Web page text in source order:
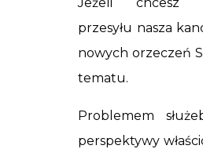
przesyłu nasza
nowych orzeczeń
tematu.
Problemem
perspektywy